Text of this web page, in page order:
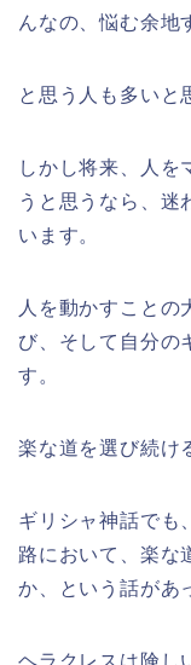
んなの、悩む余地
と思う人も多いと
しかし将来、人を
うと思うなら、迷
います。
人を動かすことの
び、そして自分の
す。
楽な道を選び続け
ギリシャ神話でも
路において、楽な
か、という話があ
ヘラクレスは険し